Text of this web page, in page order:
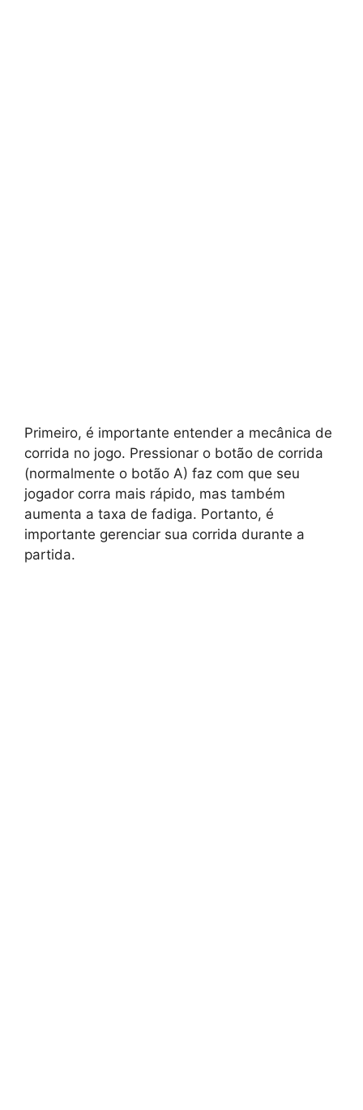
Primeiro, é importante entender a mecânica de
corrida no jogo. Pressionar o botão de corrida
(normalmente o botão A) faz com que seu
jogador corra mais rápido, mas também
aumenta a taxa de fadiga. Portanto, é
importante gerenciar sua corrida durante a
partida.